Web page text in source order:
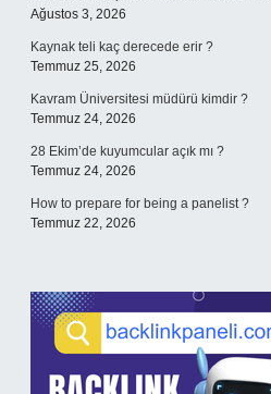
Ağustos 3, 2026
Kaynak teli kaç derecede erir ?
Temmuz 25, 2026
Kavram Üniversitesi müdürü kimdir ?
Temmuz 24, 2026
28 Ekim’de kuyumcular açık mı ?
Temmuz 24, 2026
How to prepare for being a panelist ?
Temmuz 22, 2026